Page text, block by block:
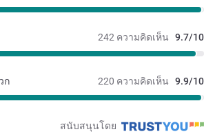
242 ความคิดเห็น 9.7/10
220 ความคิดเห็น 9.9/10
ก
สนับสนุนโดย